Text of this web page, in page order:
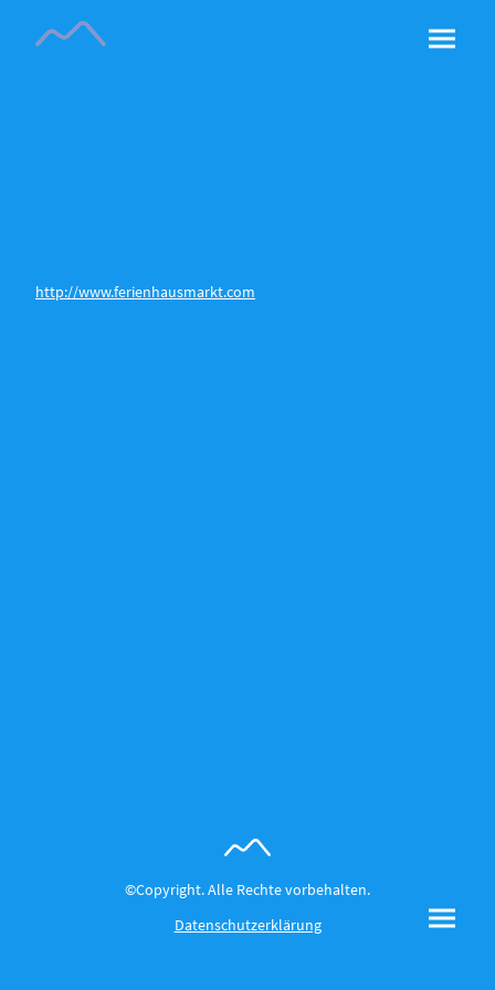
http://www.ferienhausmarkt.com
©Copyright. Alle Rechte vorbehalten.
Datenschutzerklärung